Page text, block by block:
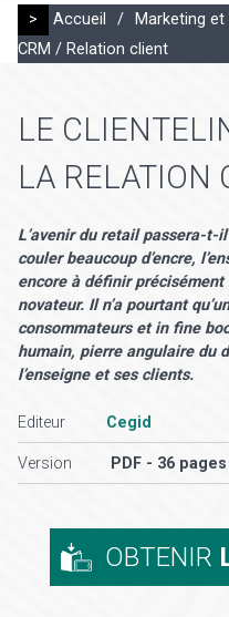
> Accueil / Marketing
CRM / Relation client
LE
LA RELATION
L’avenir du retail passera-
couler beaucoup d’encre,
encore à définir
novateur. Il n’a pourtant
consommateurs et in fine
humain, pierre angulaire du
l’enseigne et ses clients.
Editeur Cegid
Version PDF - 36
OBTENIR